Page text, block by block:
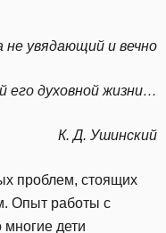
не увядающий и вечно
его духовной жизни…
К. Д. Ушинский
проблем, стоящих
Опыт работы с
многие дети